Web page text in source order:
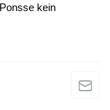
kein